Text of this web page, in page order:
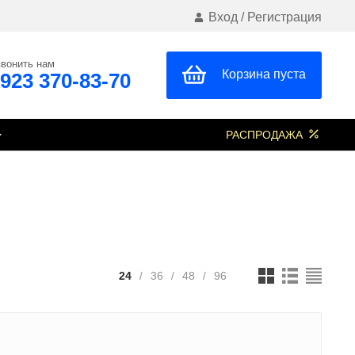
Вход / Регистрация
нам
370-83-70 Корзина пуста
РАСПРОДАЖА
24 / 36 / 48 / 96